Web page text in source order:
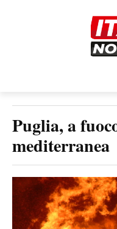
Puglia, a
mediterranea